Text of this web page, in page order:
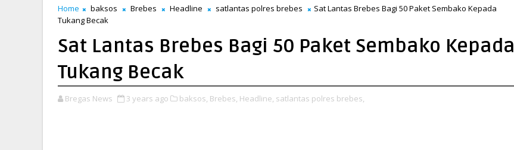
Home baksos Brebes Headline satlantas polres brebes
Sat Lantas Brebes Bagi 50 Paket Sembako Kepada
Tukang Becak
Sat Lantas Brebes Bagi 50 Paket Sembako Kepada
Tukang Becak
Bregas News 3 years ago baksos, Brebes, Headline, satlantas polres brebes,